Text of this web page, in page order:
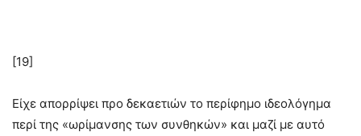
[19]
Είχε απορρίψει προ δεκαετιών το περίφημο ιδεολόγημα
περί της «ωρίμανσης των συνθηκών» και μαζί με αυτό